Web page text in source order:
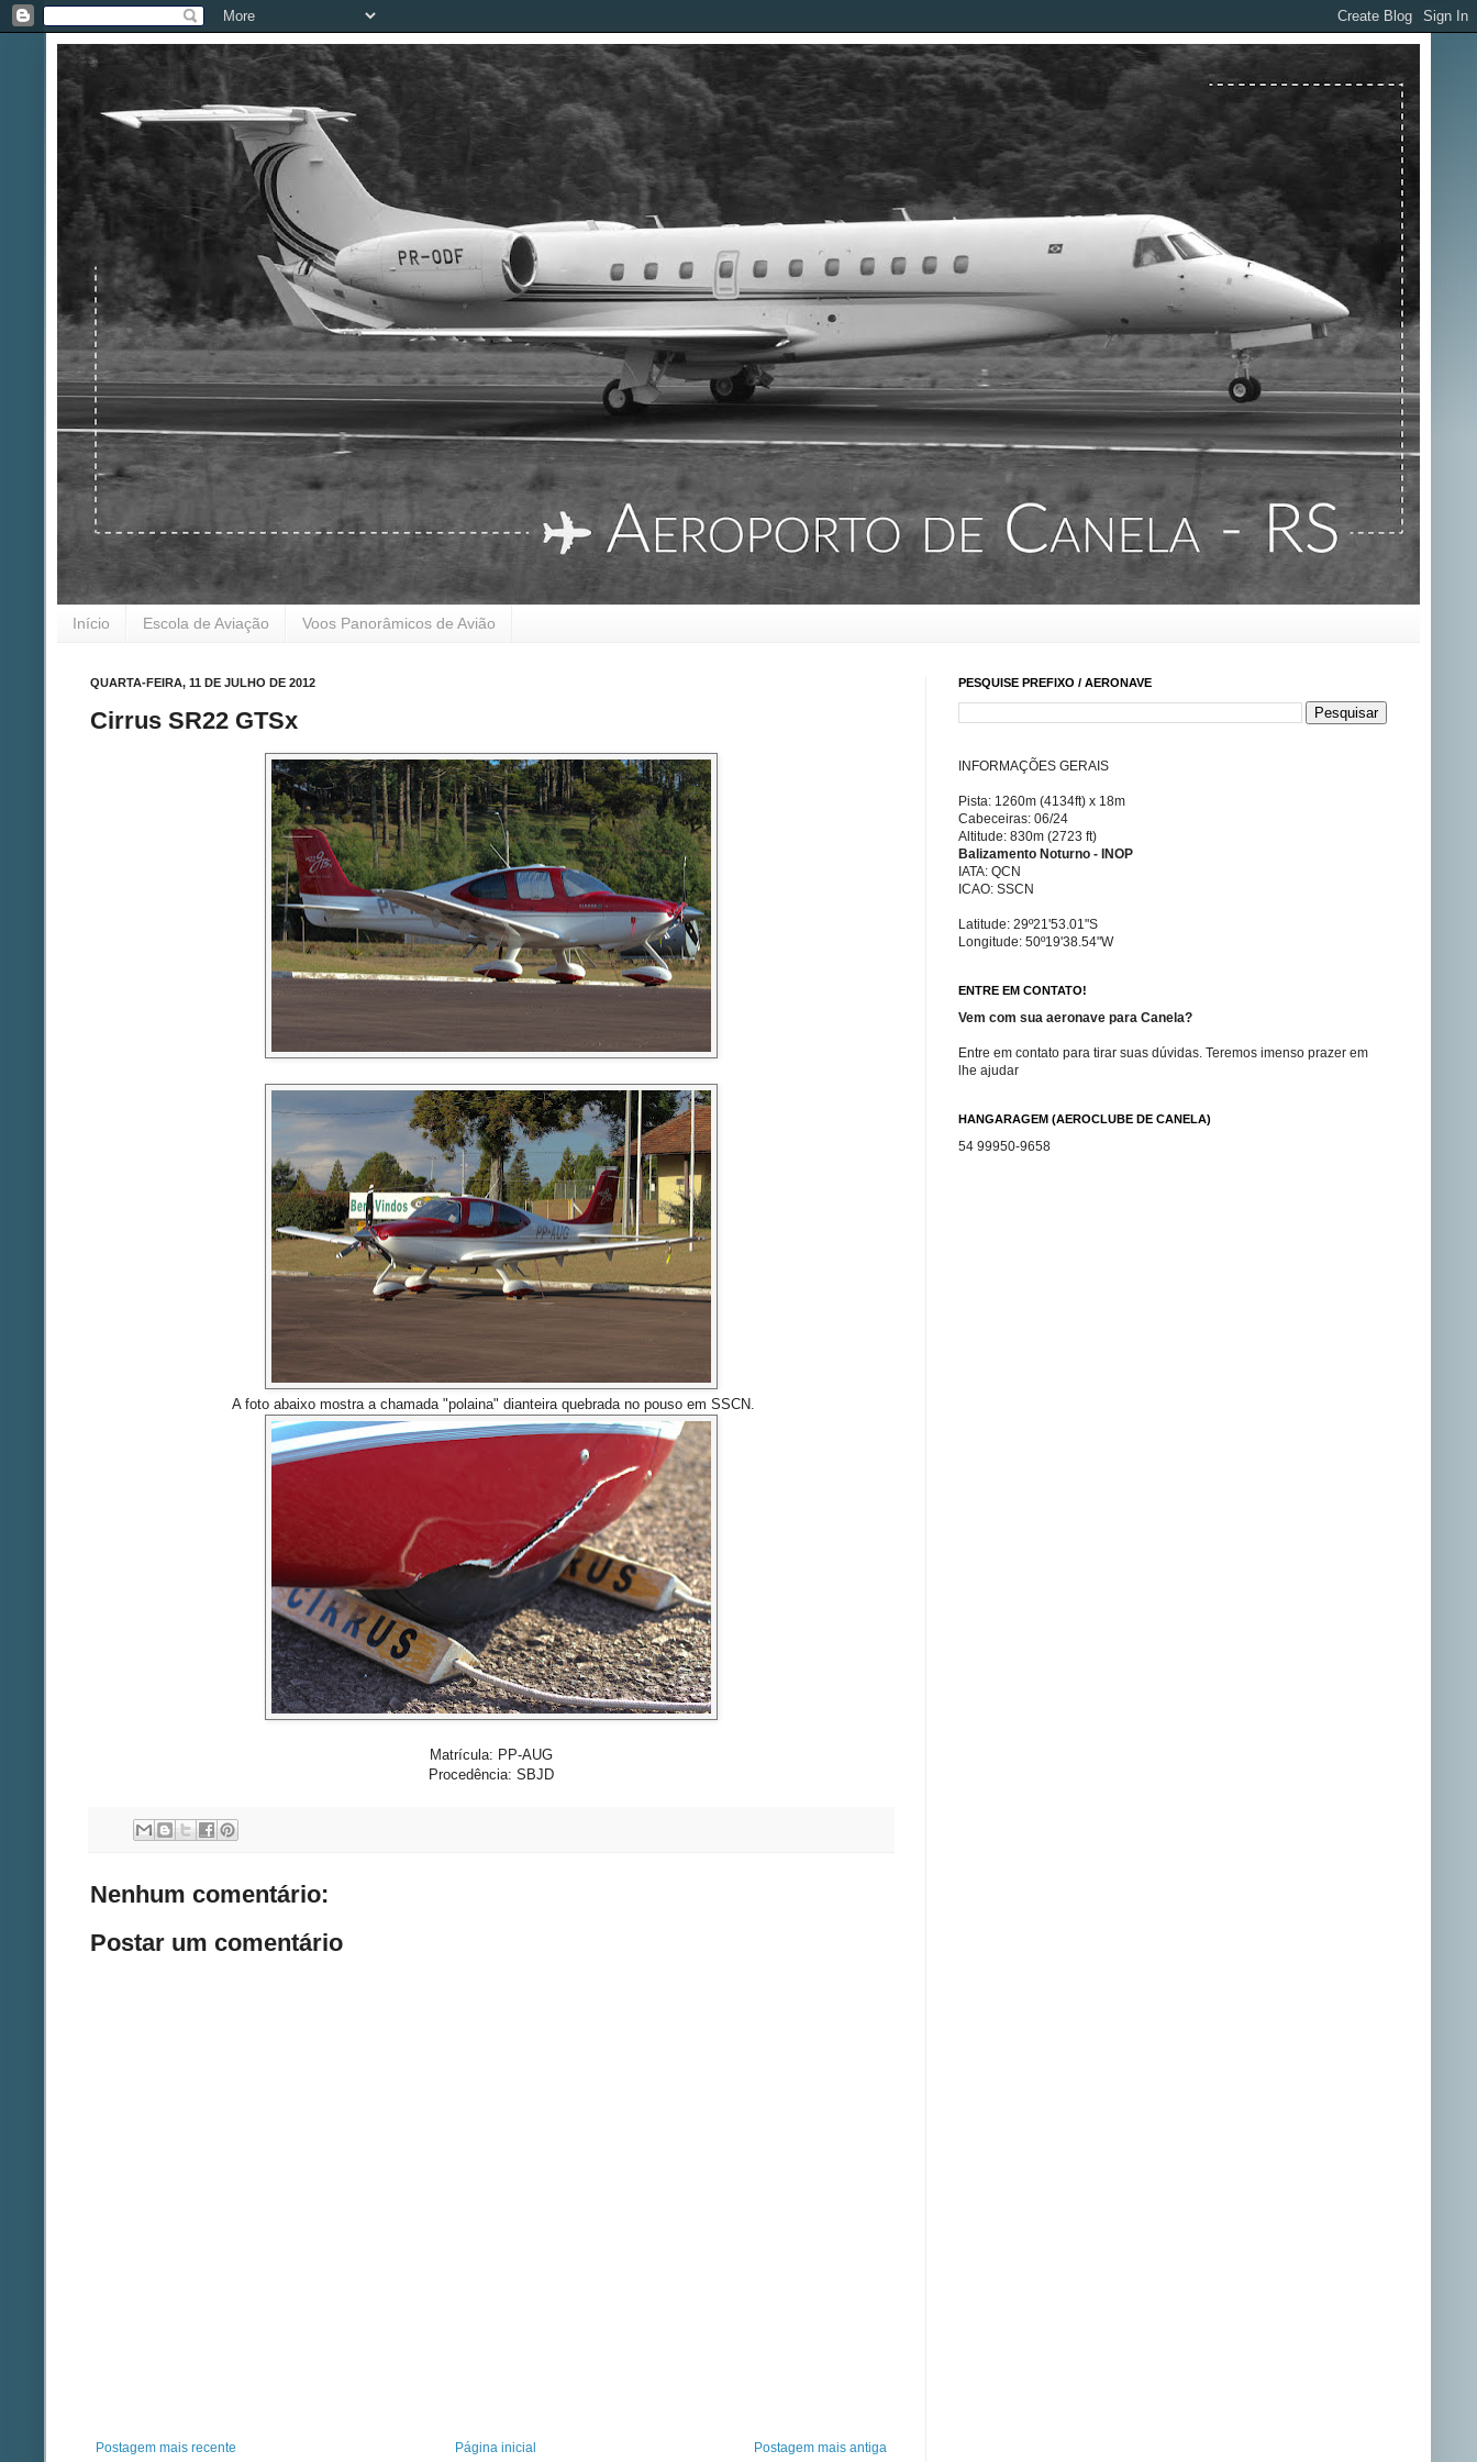
Início Escola de Aviação Voos Panorâmicos de Avião
QUARTA-FEIRA, 11 DE JULHO DE 2012
Cirrus SR22 GTSx
A foto abaixo mostra a chamada "polaina" dianteira quebrada no pouso em SSCN.
Matrícula: PP-AUG
Procedência: SBJD
Nenhum comentário:
Postar um comentário
Postagem mais recente Postagem mais antiga
Página inicial
PESQUISE PREFIXO / AERONAVE
INFORMAÇÕES GERAIS
Pista: 1260m (4134ft) x 18m
Cabeceiras: 06/24
Altitude: 830m (2723 ft)
Balizamento Noturno - INOP
IATA: QCN
ICAO: SSCN
Latitude: 29º21'53.01"S
Longitude: 50º19'38.54"W
ENTRE EM CONTATO!
Vem com sua aeronave para Canela?
Entre em contato para tirar suas dúvidas. Teremos imenso prazer em
lhe ajudar
HANGARAGEM (AEROCLUBE DE CANELA)
54 99950-9658